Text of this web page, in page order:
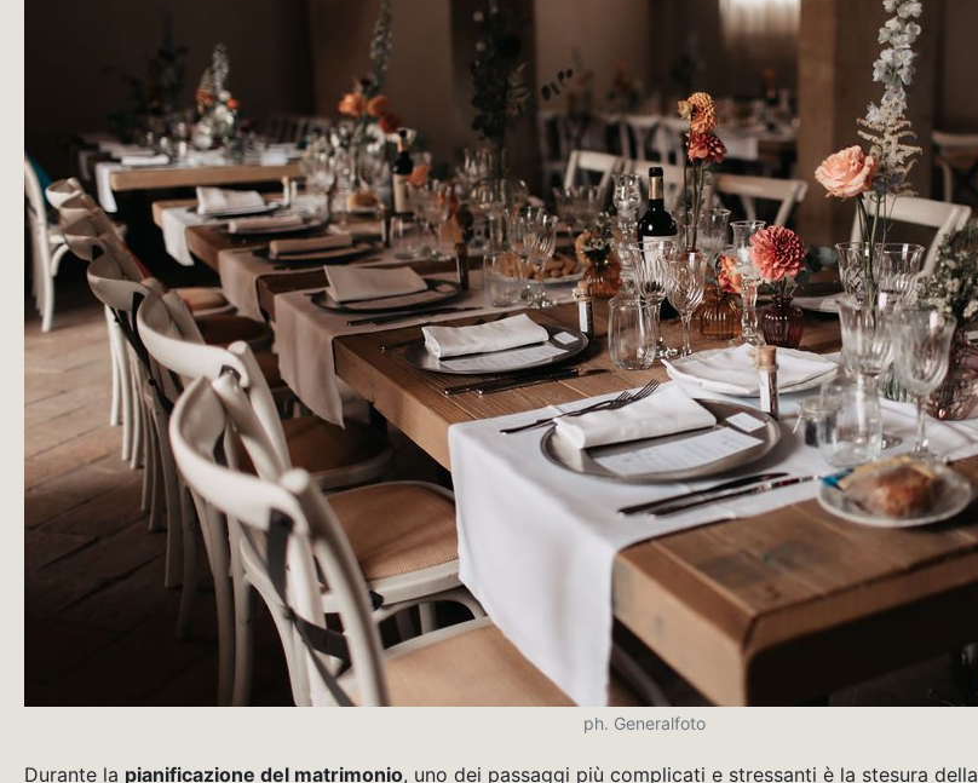
ph. Generalfoto
Durante la pianificazione del matrimonio, uno dei passaggi più complicati e stressanti è la stesura della